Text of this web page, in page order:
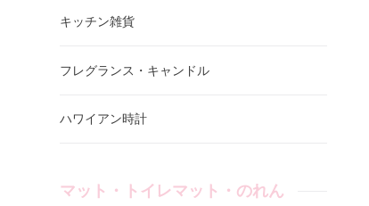
キッチン雑貨
フレグランス・キャンドル
ハワイアン時計
マット・トイレマット・のれん